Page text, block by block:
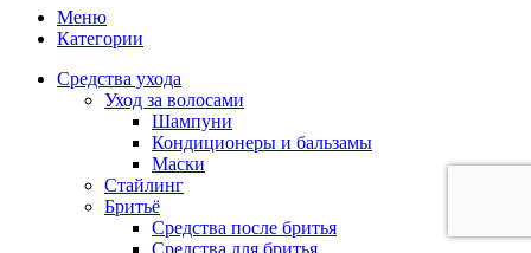
Меню
Категории
Средства ухода
Уход за волосами
Шампуни
Кондиционеры и бальзамы
Маски
Стайлинг
Бритьё
Средства после бритья
Средства для бритья